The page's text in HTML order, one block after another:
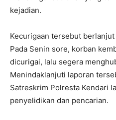
kejadian.
Kecurigaan tersebut
Pada Senin sore, korban
dicurigai, lalu segera
Menindaklanjuti laporan
Satreskrim Polresta Kendari
penyelidikan dan pencarian.